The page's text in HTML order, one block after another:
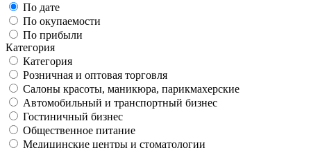
По дате
По окупаемости
По прибыли
Категория
Категория
Розничная и оптовая торговля
Салоны красоты, маникюра, парикмахерские
Автомобильный и транспортный бизнес
Гостиничный бизнес
Общественное питание
Медицинские центры и стоматологии